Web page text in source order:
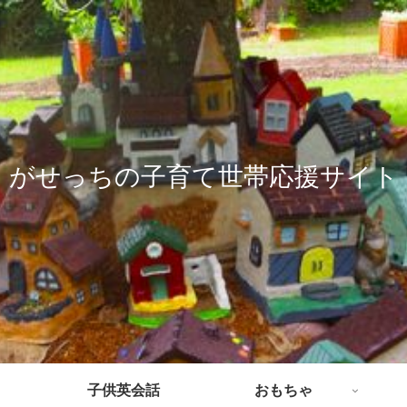
がせっちの子育て世帯応援サイト
子供英会話 おもちゃ